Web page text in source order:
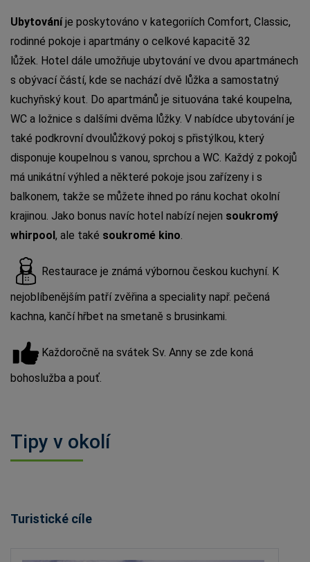
Ubytováníje poskytováno v kategoriích Comfort, Classic,
rodinné pokoje i apartmány o celkové kapacitě 32
lůžek. Hotel dále umožňuje ubytování ve dvou apartmánech
s obývací částí, kde se nachází dvě lůžka a samostatný
kuchyňský kout. Do apartmánů je situována také koupelna,
WC a ložnice s dalšími dvěma lůžky. V nabídce ubytování je
také podkrovní dvoulůžkový pokoj s přistýlkou, který
disponuje koupelnou s vanou, sprchou a WC. Každý z pokojů
má unikátní výhled a některé pokoje jsou zařízeny i s
balkonem, takže se můžete ihned po ránu kochat okolní
krajinou. Jako bonus navíc hotel nabízí nejen soukromý
whirpool, ale také soukromé kino.
Restaurace je známá výbornou českou kuchyní. K
nejoblíbenějším patří zvěřina a speciality např. pečená
kachna, kančí hřbet na smetaně s brusinkami.
Každoročně na svátek Sv. Anny se zde koná
bohoslužba a pouť.
Tipy v okolí
Turistické cíle